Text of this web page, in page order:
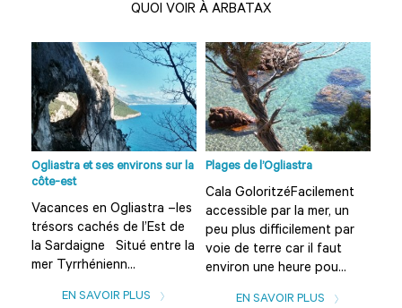
QUOI VOIR À ARBATAX
Ogliastra et ses environs sur la
côte-est
Vacances en Ogliastra –les
trésors cachés de l’Est de
la Sardaigne Situé entre la
mer Tyrrhénienn...
EN SAVOIR PLUS
Plages de l’Ogliastra
Cala GoloritzéFacilement
accessible par la mer, un
peu plus difficilement par
voie de terre car il faut
environ une heure pou...
EN SAVOIR PLUS